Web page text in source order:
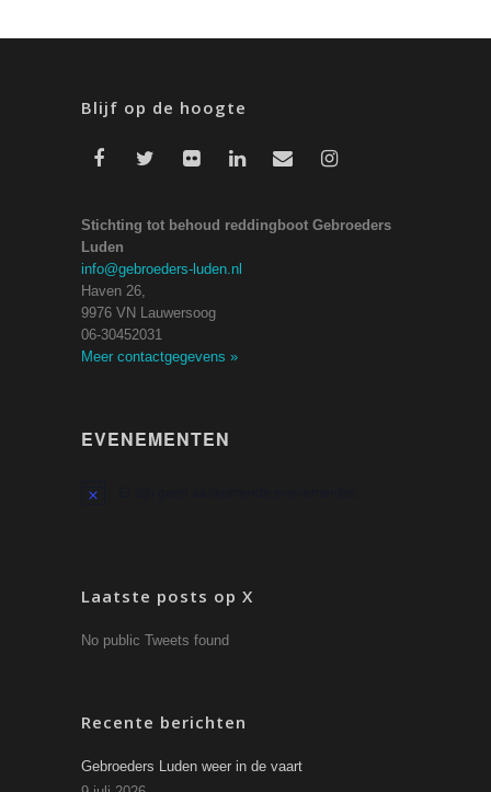
Blijf op de hoogte
Stichting tot behoud reddingboot Gebroeders
Luden
info@gebroeders-luden.nl
Haven 26,
9976 VN Lauwersoog
06-30452031
Meer contactgegevens »
EVENEMENTEN
Bericht
Laatste posts op X
No public Tweets found
Recente berichten
Gebroeders Luden weer in de vaart